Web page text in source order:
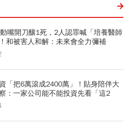
嘴開刀釀1死，2人認罪喊「培養醫師
和被害人和解：未來會全力彌補
「把6萬滾成2400萬」！貼身陪伴大
：一家公司能不能投資先看「這2